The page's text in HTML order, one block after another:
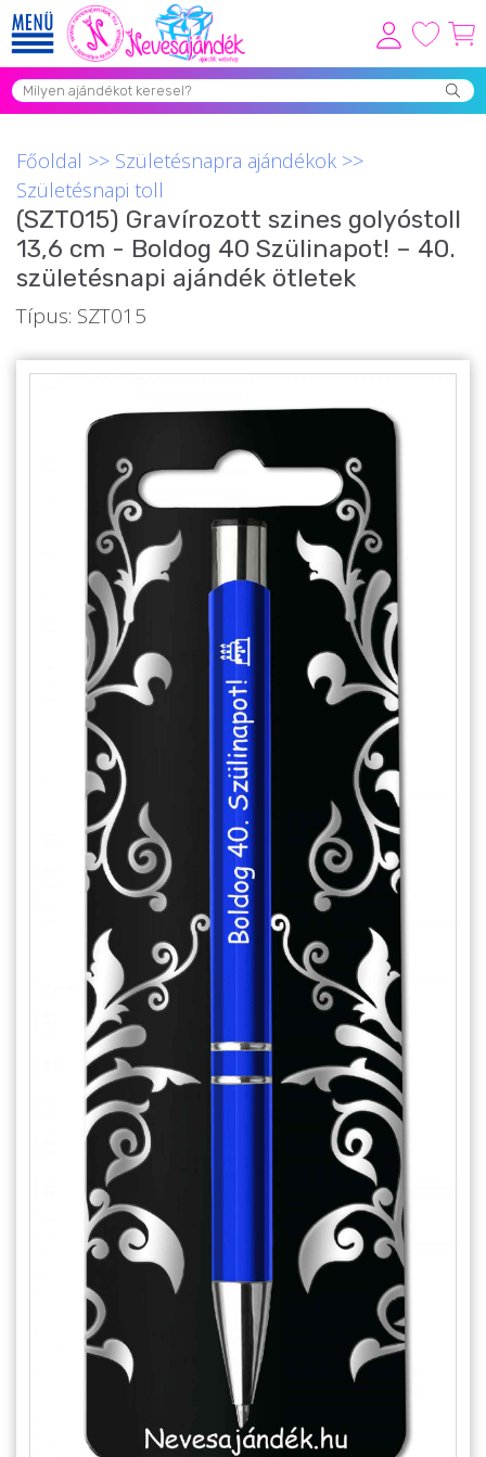
Viszonteladóknak
Grill Party Kellékek ❤️
Egyedi Ajándékok Rendelés
Összes Ajándék Kategória ⭐
Vicces Pólók
Szülinapi ajándékok
Ajándék Ötletek Férfiaknak
Ajándék Nőknek
Ajándék Gyerekeknek
Családtagoknak
Barátnak/Barátnőnek
Party kellékek
Névnapi ajándékok
Vicces ajándékok
Foglalkozás szerint
Sport/Hobbi szerint
Állatos ajándéktárgyak
Főoldal >> Születésnapra ajándékok >>
Születésnapi toll
(SZT015) Gravírozott szines golyóstoll
13,6 cm - Boldog 40 Szülinapot! – 40.
születésnapi ajándék ötletek
Típus: SZT015